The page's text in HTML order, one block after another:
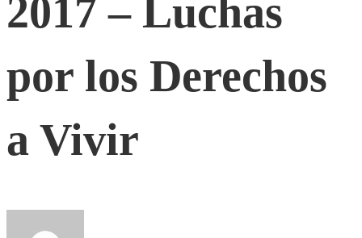
–
Luchas
por
los
2017 – Luchas
por los Derechos
a Vivir